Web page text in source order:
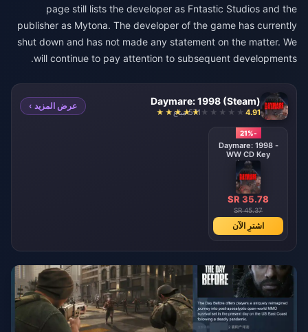
page still lists the developer as Fntastic Studios and the
publisher as Mytona. The developer of the game has currently
shut down and has not made any statement on the matter. We
will continue to pay attention to subsequent developments.
Daymare: 1998 (Steam)
4.91 571 مباع
عرض المزيد ›
-21%
Daymare: 1998 -
WW CD Key
(Steam)
SR 35.78
SR 45.37
اشترِ الآن